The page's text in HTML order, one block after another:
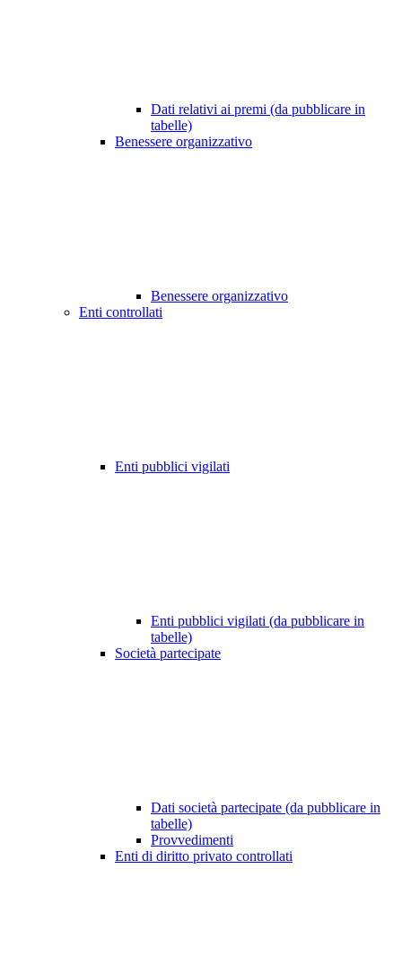
Dati relativi ai premi (da pubblicare in
tabelle)
Benessere organizzativo
Benessere organizzativo
Enti controllati
Enti pubblici vigilati
Enti pubblici vigilati (da pubblicare in
tabelle)
Società partecipate
Dati società partecipate (da pubblicare in
tabelle)
Provvedimenti
Enti di diritto privato controllati